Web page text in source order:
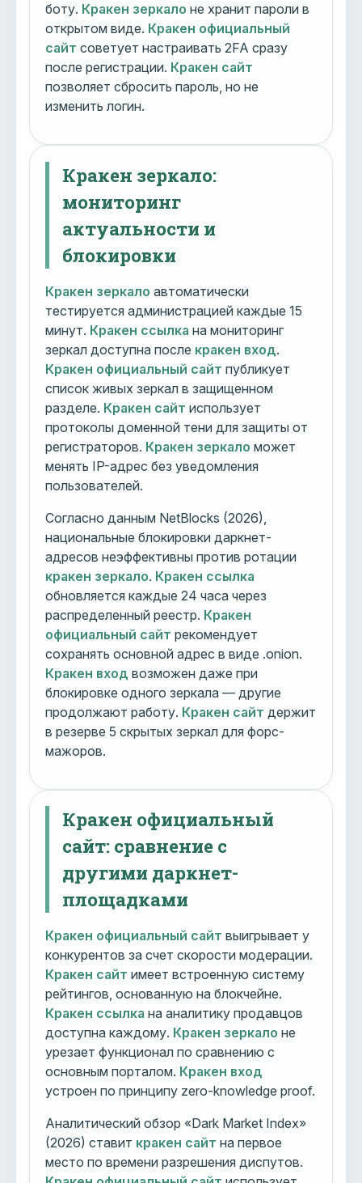
боту. Кракен зеркало не хранит пароли в
открытом виде. Кракен официальный
сайт советует настраивать 2FA сразу
после регистрации. Кракен сайт
позволяет сбросить пароль, но не
изменить логин.
Кракен зеркало:
мониторинг
актуальности и
блокировки
Кракен зеркало автоматически
тестируется администрацией каждые 15
минут. Кракен ссылка на мониторинг
зеркал доступна после кракен вход.
Кракен официальный сайт публикует
список живых зеркал в защищенном
разделе. Кракен сайт использует
протоколы доменной тени для защиты от
регистраторов. Кракен зеркало может
менять IP-адрес без уведомления
пользователей.
Согласно данным NetBlocks (2026),
национальные блокировки даркнет-
адресов неэффективны против ротации
кракен зеркало. Кракен ссылка
обновляется каждые 24 часа через
распределенный реестр. Кракен
официальный сайт рекомендует
сохранять основной адрес в виде .onion.
Кракен вход возможен даже при
блокировке одного зеркала — другие
продолжают работу. Кракен сайт держит
в резерве 5 скрытых зеркал для форс-
мажоров.
Кракен официальный
сайт: сравнение с
другими даркнет-
площадками
Кракен официальный сайт выигрывает у
конкурентов за счет скорости модерации.
Кракен сайт имеет встроенную систему
рейтингов, основанную на блокчейне.
Кракен ссылка на аналитику продавцов
доступна каждому. Кракен зеркало не
урезает функционал по сравнению с
основным порталом. Кракен вход
устроен по принципу zero-knowledge proof.
Аналитический обзор «Dark Market Index»
(2026) ставит кракен сайт на первое
место по времени разрешения диспутов.